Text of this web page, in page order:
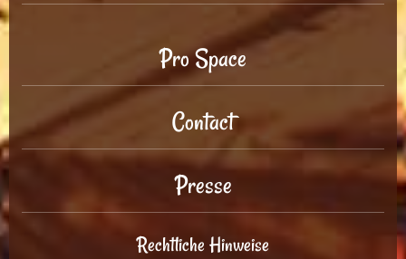
Pro Space
Contact
Presse
Rechtliche Hinweise